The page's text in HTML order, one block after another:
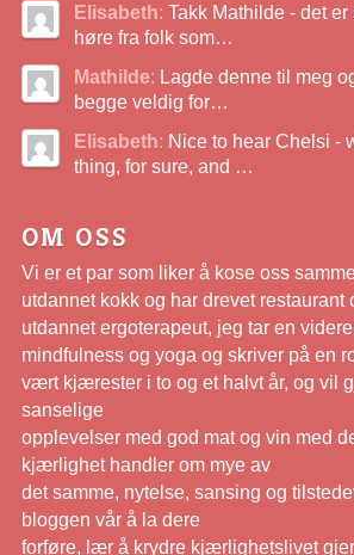
Elisabeth: Takk Mathilde - det
høre fra folk som…
Mathilde: Lagde denne til meg
begge veldig for…
Elisabeth: Nice to hear Chelsi -
thing, for sure, and …
OM OSS
Vi er et par som liker å kose oss
utdannet kokk og har drevet restaurant
utdannet ergoterapeut, jeg tar en
mindfulness og yoga og skriver på en
vært kjærester i to og et halvt år, og vil
sanselige
opplevelser med god mat og vin med
kjærlighet handler om mye av
det samme, nytelse, sansing og
bloggen vår å la dere
forføre, lær å krydre kjærlighetslivet